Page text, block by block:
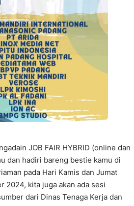
JOB FAIR HYBRID (online dan
dan hadiri bareng bestie kamu di
pada Hari Kamis dan Jumat
2024, kita juga akan ada sesi
dari Dinas Tenaga Kerja dan